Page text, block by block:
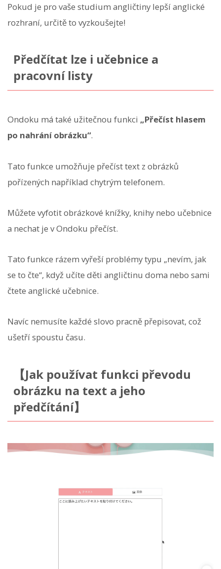
Pokud je pro vaše studium angličtiny lepší anglické
rozhraní, určitě to vyzkoušejte!
Předčítat lze i učebnice a
pracovní listy
Ondoku má také užitečnou funkci „Přečíst hlasem
po nahrání obrázku“.
Tato funkce umožňuje přečíst text z obrázků
pořízených například chytrým telefonem.
Můžete vyfotit obrázkové knížky, knihy nebo učebnice
a nechat je v Ondoku přečíst.
Tato funkce rázem vyřeší problémy typu „nevím, jak
se to čte“, když učíte děti angličtinu doma nebo sami
čtete anglické učebnice.
Navíc nemusíte každé slovo pracně přepisovat, což
ušetří spoustu času.
【Jak používat funkci převodu
obrázku na text a jeho
předčítání】